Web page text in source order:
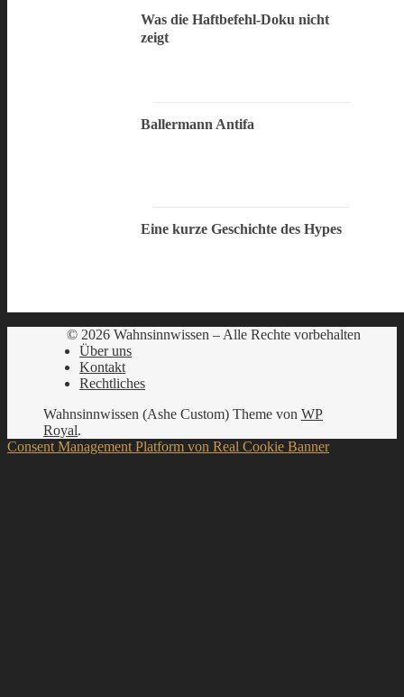
Was die Haftbefehl-Doku nicht
zeigt
Ballermann Antifa
Eine kurze Geschichte des Hypes
© 2026 Wahnsinnwissen – Alle Rechte vorbehalten
Über uns
Kontakt
Rechtliches
Wahnsinnwissen (Ashe Custom) Theme von WP
Royal.
Consent Management Platform von Real Cookie Banner